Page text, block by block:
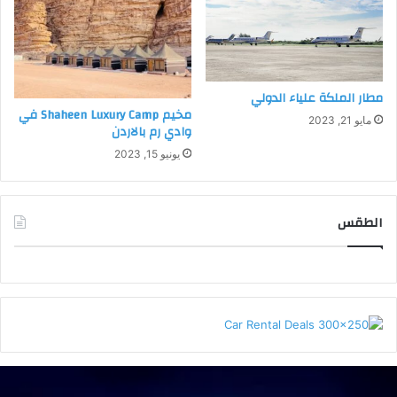
تذاكر طيران رخيصة - افضل الاسعار -
فندق ماريوت البتراء(٥ نجوم)
مطار الملكة علياء الدولي
مايو 21, 2023 مخيم Shaheen Luxury Camp في
وادي رم بالاردن
يونيو 15, 2023
الطقس